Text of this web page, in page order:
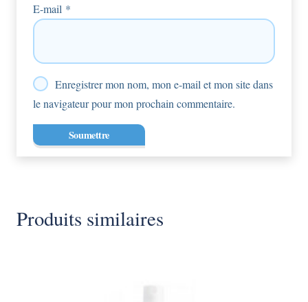
E-mail *
Enregistrer mon nom, mon e-mail et mon site dans
le navigateur pour mon prochain commentaire.
Produits similaires